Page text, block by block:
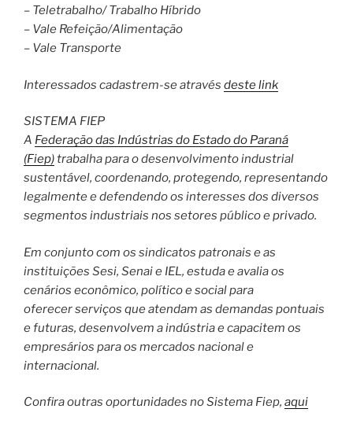
– Teletrabalho/ Trabalho Híbrido
– Vale Refeição/Alimentação
– Vale Transporte
Interessados cadastrem-se através deste link
SISTEMA FIEP
A Federação das Indústrias do Estado do Paraná
(Fiep)trabalha para o desenvolvimento industrial
sustentável, coordenando, protegendo, representando
legalmente e defendendo os interesses dos diversos
segmentos industriais nos setores público e privado.
Em conjunto com os sindicatos patronais e as
instituições Sesi, Senai e IEL, estuda e avalia os
cenários econômico, político e social para
oferecer serviços que atendam as demandas pontuais
e futuras, desenvolvem a indústria e capacitem os
empresários para os mercados nacional e
internacional.
Confira outras oportunidades no Sistema Fiep, aqui